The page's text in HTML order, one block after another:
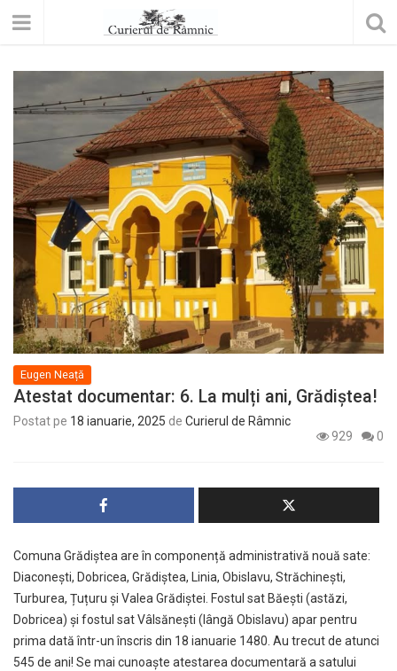
Eugen Neață
Atestat documentar: 6. La mulți ani, Grădiștea!
Postat pe 18 ianuarie, 2025 de Curierul de Râmnic
929
0
Comuna Grădiștea are în componență administrativă nouă sate:
Diaconești, Dobricea, Grădiștea, Linia, Obislavu, Străchinești,
Turburea, Țuțuru și Valea Grădiștei. Fostul sat Băești (astăzi,
Dobricea) și fostul sat Vâlsănești (lângă Obislavu) apar pentru
prima dată într-un înscris din 18 ianuarie 1480. Au trecut de atunci
545 de ani! Se mai cunoaște atestarea documentară a satului